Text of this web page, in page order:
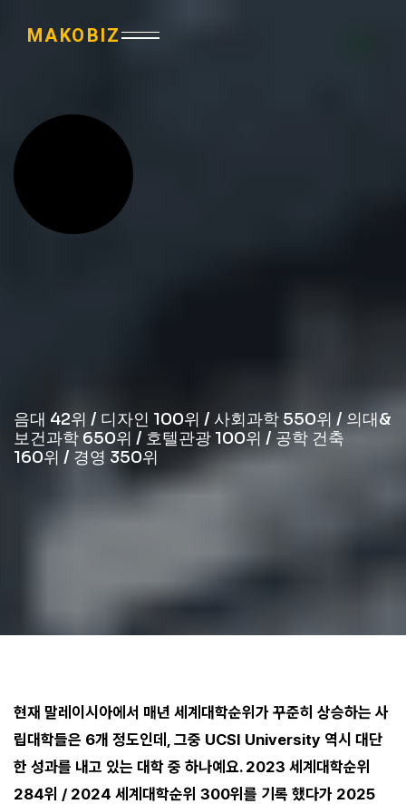
MAKOBIZ
음대 42위 / 디자인 100위 / 사회과학 550위 / 의대&
보건과학 650위 / 호텔관광 100위 / 공학 건축
160위 / 경영 350위
현재 말레이시아에서 매년 세계대학순위가 꾸준히 상승하는 사
립대학들은 6개 정도인데, 그중 UCSI University 역시 대단
한 성과를 내고 있는 대학 중 하나예요. 2023 세계대학순위
284위 / 2024 세계대학순위 300위를 기록 했다가 2025